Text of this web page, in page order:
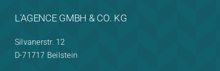
L'AGENCE GMBH & CO. KG
Silvanerstr. 12
D-71717 Beilstein